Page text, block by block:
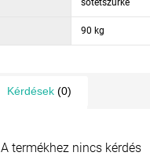
sötétszürke
90 kg
Kérdések(0)
A termékhez nincs kérdés